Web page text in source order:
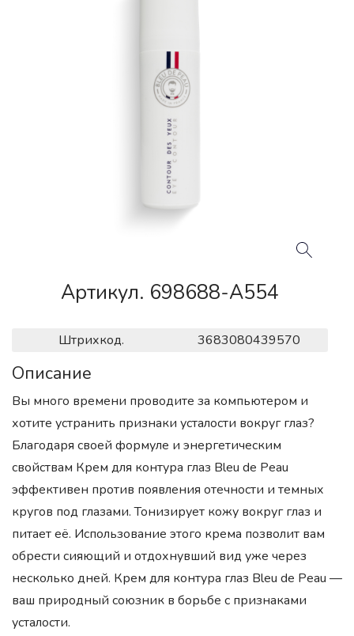
Артикул. 698688-A554
Штрихкод. 3683080439570
Описание
Вы много времени проводите за компьютером и
хотите устранить признаки усталости вокруг глаз?
Благодаря своей формуле и энергетическим
свойствам Крем для контура глаз Bleu de Peau
эффективен против появления отечности и темных
кругов под глазами. Тонизирует кожу вокруг глаз и
питает её. Использование этого крема позволит вам
обрести сияющий и отдохнувший вид уже через
несколько дней. Крем для контура глаз Bleu de Peau —
ваш природный союзник в борьбе с признаками
усталости.